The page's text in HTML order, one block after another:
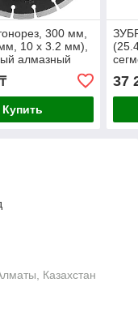
300 мм,
10 х 3.2 мм),
алмазный
Купить
37
Казахстан